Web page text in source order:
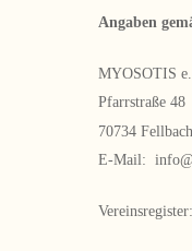
Angaben
MYOSOTIS
Pfarrstraße 48
70734 Fellbach
E-Mail: